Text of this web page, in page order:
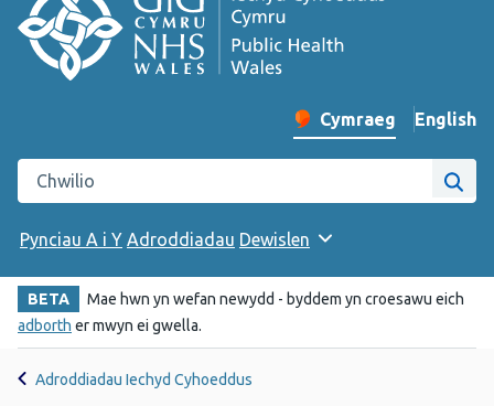
Newid iaith y wefan
Cymraeg English
–
Chwilio gwefan Iechyd Cyhoeddus Cymru
Pynciau A i Y Adroddiadau Dewislen
BETA
Mae hwn yn wefan newydd - byddem yn croesawu eich
adborth er mwyn ei gwella.
Adroddiadau Iechyd Cyhoeddus